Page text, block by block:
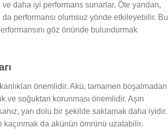
daha iyi performans sunarlar. Öte yandan,
performansı olumsuz yönde etkileyebilir. Bu
göz önünde bulundurmak
önemlidir. Akü, tamamen boşalmadan
ve soğuktan korunması önemlidir. Aşırı
yarı dolu bir şekilde saklamak daha iyidir.
kaçınmak da akünün ömrünü uzatabilir.